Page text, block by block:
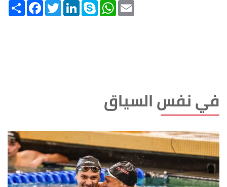
Share FacebookTwitterLinkedInSkype WhatsApp
في نفس السياق